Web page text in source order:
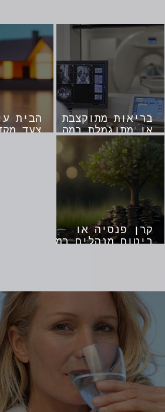
בריאות מתוקצבת
או מתוגמלת במה
תבחרו
הבית
צעד
קרן פנסיה או
ביטוח מנהלים במה